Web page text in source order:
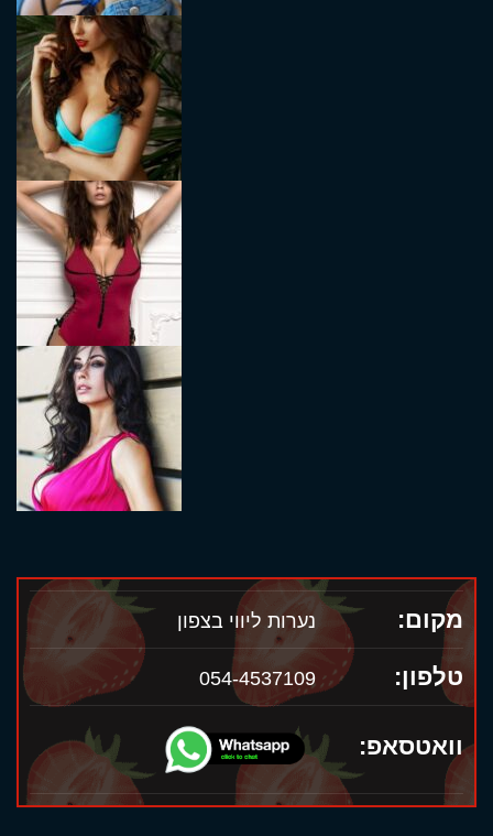
מקום: נערות ליווי בצפון
טלפון: 054-4537109
וואטסאפ: